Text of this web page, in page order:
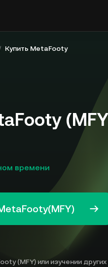
Купить MetaFooty
времени
(MFY) или изучении